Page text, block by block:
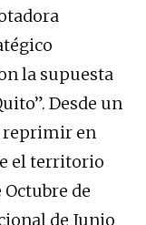
la supuesta
Desde un
reprimir en
el territorio
de
de Junio